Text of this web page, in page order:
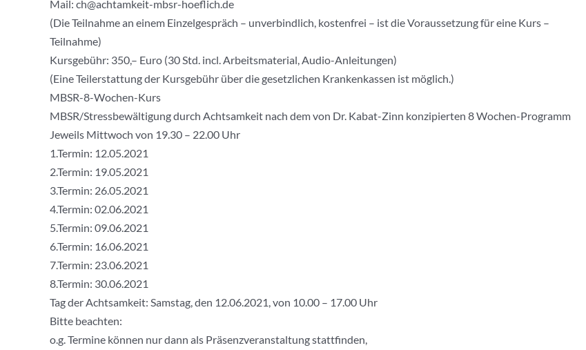
Mail: ch@achtamkeit-mbsr-hoeflich.de
(Die Teilnahme an einem Einzelgespräch – unverbindlich, kostenfrei – ist die Voraussetzung für eine Kurs –
Teilnahme)
Kursgebühr: 350,– Euro (30 Std. incl. Arbeitsmaterial, Audio-Anleitungen)
(Eine Teilerstattung der Kursgebühr über die gesetzlichen Krankenkassen ist möglich.)
MBSR-8-Wochen-Kurs
MBSR/Stressbewältigung durch Achtsamkeit nach dem von Dr. Kabat-Zinn konzipierten 8 Wochen-Programm
Jeweils Mittwoch von 19.30 – 22.00 Uhr
1.Termin: 12.05.2021
2.Termin: 19.05.2021
3.Termin: 26.05.2021
4.Termin: 02.06.2021
5.Termin: 09.06.2021
6.Termin: 16.06.2021
7.Termin: 23.06.2021
8.Termin: 30.06.2021
Tag der Achtsamkeit: Samstag, den 12.06.2021, von 10.00 – 17.00 Uhr
Bitte beachten:
o.g. Termine können nur dann als Präsenzveranstaltung stattfinden,